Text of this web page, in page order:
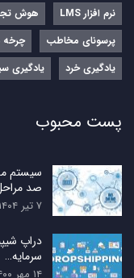
نرم افزار LMS
هوش
پرسونای مخاطب
چرخه
یادگیری خرد
یادگیری
پست محبوب
صد
۷ تیر ۱۴۰۴
دراپ
سرمایه…
۱۴ مهر ۱۴۰۰